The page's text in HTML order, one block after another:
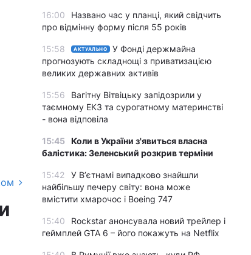
16:00
Названо час у планці, який свідчить
про відмінну форму після 55 років
15:58 АКТУАЛЬНО
У Фонді держмайна
прогнозують складнощі з приватизацією
великих державних активів
15:56
Вагітну Вітвіцьку запідозрили у
таємному ЕКЗ та сурогатному материнстві
- вона відповіла
15:45 Коли в України з'явиться власна
балістика: Зеленський розкрив терміни
15:42
У Вʼєтнамі випадково знайшли
найбільшу печеру світу: вона може
вмістити хмарочос і Boeing 747
15:40
Rockstar анонсувала новий трейлер і
геймплей GTA 6 – його покажуть на Netflix